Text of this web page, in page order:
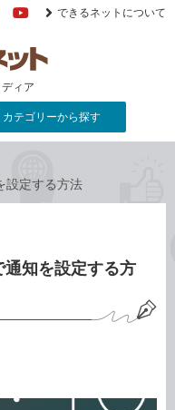
ィア
FacebookYouTube
できるネットについて
カテゴリーから探す
設定する方法
知を設定する方